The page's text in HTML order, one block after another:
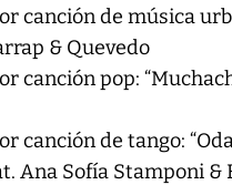
canción de música
& Quevedo
canción pop:
canción de tango:
Ana Sofía Stamponi &